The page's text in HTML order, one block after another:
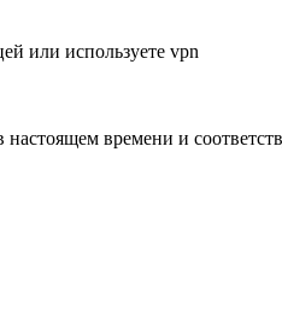
или используете vpn
времени и